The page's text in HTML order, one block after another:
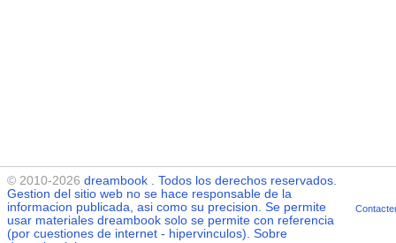
© 2010-2026 dreambook . Todos los derechos reservados.
Gestion del sitio web no se hace responsable de la
informacion publicada, asi como su precision. Se permite
usar materiales dreambook solo se permite con referencia
(por cuestiones de internet - hipervinculos). Sobre